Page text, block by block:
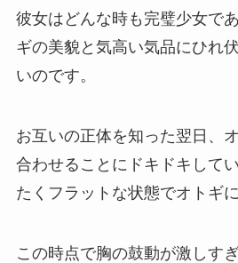
彼女はどんな時も完璧少女で
ギの美貌と気高い気品にひれ
いのです。
お互いの正体を知った翌日、
合わせることにドキドキして
たくフラットな状態でオトギ
この時点で胸の鼓動が激しす